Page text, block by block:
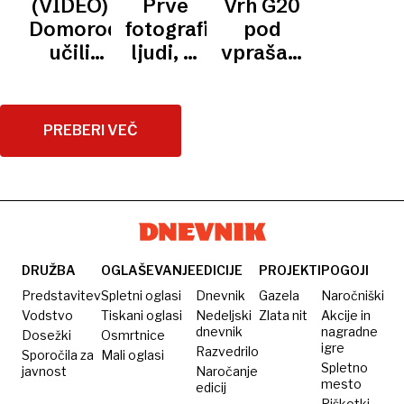
po letu
2018
imeli
normalno
izkoriščanja
delavcev
plačati
(VIDEO)
Domorodca
učili
vžigalnik
Prve
fotografije
ljudi, ki
imeli
stika s
Vrh G20
pod
vprašajem
PREBERI VEČ
DRUŽBA
Predstavitev
Vodstvo
Dosežki
Sporočila za
javnost
OGLAŠEVANJE
Spletni oglasi
Tiskani oglasi
Osmrtnice
Mali oglasi
EDICIJE
Dnevnik
Nedeljski
dnevnik
Razvedrilo
Naročanje
edicij
PROJEKTI
Gazela
Zlata nit
POGOJI
Naročniški
Akcije in
nagradne
igre
Spletno
mesto